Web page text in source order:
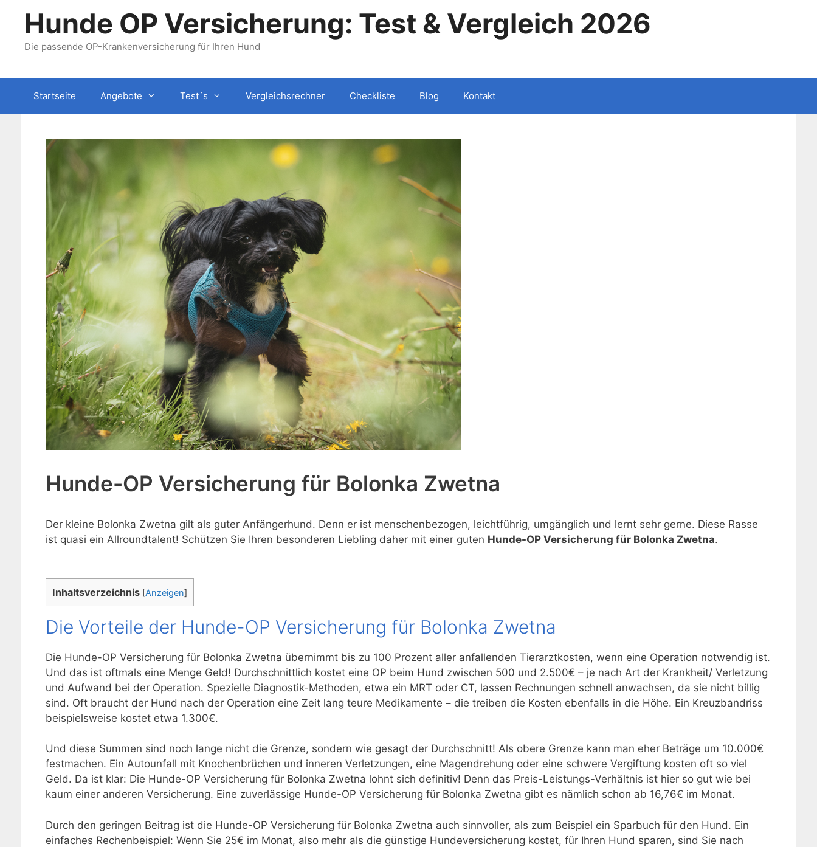
springenHunde OP Versicherung: Test & Vergleich 2026
Die passende OP-Krankenversicherung für Ihren Hund
Startseite Angebote Test´s Vergleichsrechner Checkliste Blog Kontakt
Hunde-OP Versicherung für Bolonka Zwetna
Der kleine Bolonka Zwetna gilt als guter Anfängerhund. Denn er ist menschenbezogen, leichtführig, umgänglich und lernt sehr gerne. Diese Rasse
ist quasi ein Allroundtalent! Schützen Sie Ihren besonderen Liebling daher mit einer guten Hunde-OP Versicherung für Bolonka Zwetna.
Inhaltsverzeichnis [Anzeigen]
Die Vorteile der Hunde-OP Versicherung für Bolonka Zwetna
Die Hunde-OP Versicherung für Bolonka Zwetna übernimmt bis zu 100 Prozent aller anfallenden Tierarztkosten, wenn eine Operation notwendig ist.
Und das ist oftmals eine Menge Geld! Durchschnittlich kostet eine OP beim Hund zwischen 500 und 2.500€ – je nach Art der Krankheit/ Verletzung
und Aufwand bei der Operation. Spezielle Diagnostik-Methoden, etwa ein MRT oder CT, lassen Rechnungen schnell anwachsen, da sie nicht billig
sind. Oft braucht der Hund nach der Operation eine Zeit lang teure Medikamente – die treiben die Kosten ebenfalls in die Höhe. Ein Kreuzbandriss
beispielsweise kostet etwa 1.300€.
Und diese Summen sind noch lange nicht die Grenze, sondern wie gesagt der Durchschnitt! Als obere Grenze kann man eher Beträge um 10.000€
festmachen. Ein Autounfall mit Knochenbrüchen und inneren Verletzungen, eine Magendrehung oder eine schwere Vergiftung kosten oft so viel
Geld. Da ist klar: Die Hunde-OP Versicherung für Bolonka Zwetna lohnt sich definitiv! Denn das Preis-Leistungs-Verhältnis ist hier so gut wie bei
kaum einer anderen Versicherung. Eine zuverlässige Hunde-OP Versicherung für Bolonka Zwetna gibt es nämlich schon ab 16,76€ im Monat.
Durch den geringen Beitrag ist die Hunde-OP Versicherung für Bolonka Zwetna auch sinnvoller, als zum Beispiel ein Sparbuch für den Hund. Ein
einfaches Rechenbeispiel: Wenn Sie 25€ im Monat, also mehr als die günstige Hundeversicherung kostet, für Ihren Hund sparen, sind Sie nach